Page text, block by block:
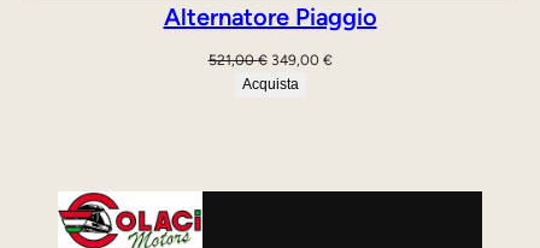
Alternatore Piaggio
521,00€ Il
prezzo
349,00 €Il
Acquista